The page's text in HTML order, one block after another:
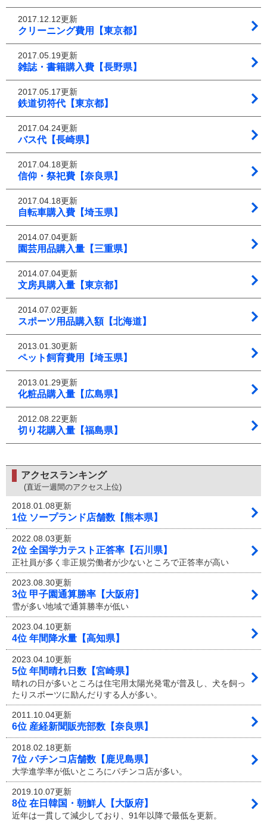
2017.12.12更新
クリーニング費用【東京都】
2017.05.19更新
雑誌・書籍購入費【長野県】
2017.05.17更新
鉄道切符代【東京都】
2017.04.24更新
バス代【長崎県】
2017.04.18更新
信仰・祭祀費【奈良県】
2017.04.18更新
自転車購入費【埼玉県】
2014.07.04更新
園芸用品購入量【三重県】
2014.07.04更新
文房具購入量【東京都】
2014.07.02更新
スポーツ用品購入額【北海道】
2013.01.30更新
ペット飼育費用【埼玉県】
2013.01.29更新
化粧品購入量【広島県】
2012.08.22更新
切り花購入量【福島県】
アクセスランキング
(直近一週間のアクセス上位)
2018.01.08更新
1位 ソープランド店舗数【熊本県】
2022.08.03更新
2位 全国学力テスト正答率【石川県】
正社員が多く非正規労働者が少ないところで正答率が高い
2023.08.30更新
3位 甲子園通算勝率【大阪府】
雪が多い地域で通算勝率が低い
2023.04.10更新
4位 年間降水量【高知県】
2023.04.10更新
5位 年間晴れ日数【宮崎県】
晴れの日が多いところは住宅用太陽光発電が普及し、犬を飼っ
たりスポーツに励んだりする人が多い。
2011.10.04更新
6位 産経新聞販売部数【奈良県】
2018.02.18更新
7位 パチンコ店舗数【鹿児島県】
大学進学率が低いところにパチンコ店が多い。
2019.10.07更新
8位 在日韓国・朝鮮人【大阪府】
近年は一貫して減少しており、91年以降で最低を更新。